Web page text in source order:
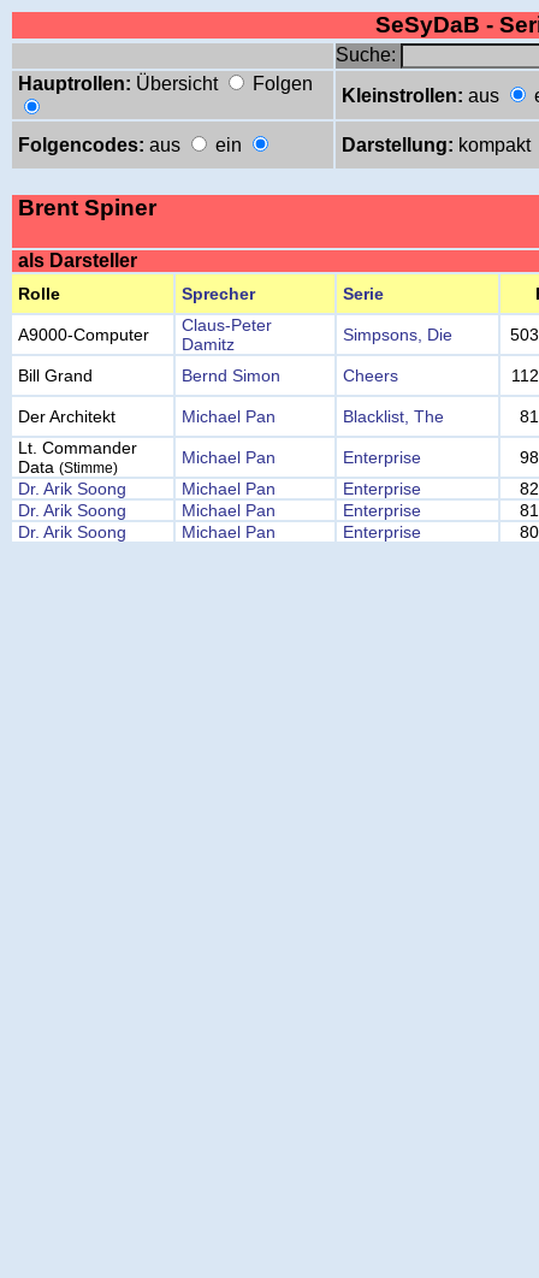
SeSyDaB -
Suche:
Hauptrollen: Übersicht Folgen
Kleinstrollen: aus
Folgencodes: aus ein Darstellung: kompakt
Brent Spiner
als Darsteller
Rolle Sprecher Serie
A9000-Computer
Claus-Peter
Damitz
Simpsons, Die 503
Bill Grand Bernd Simon Cheers 112
Der Architekt Michael Pan Blacklist, The
81
Lt. Commander
Data (Stimme)
Michael Pan Enterprise
98
Dr. Arik Soong
Michael Pan Enterprise
82
Dr. Arik Soong
Michael Pan Enterprise
81
Dr. Arik Soong
Michael Pan Enterprise 80